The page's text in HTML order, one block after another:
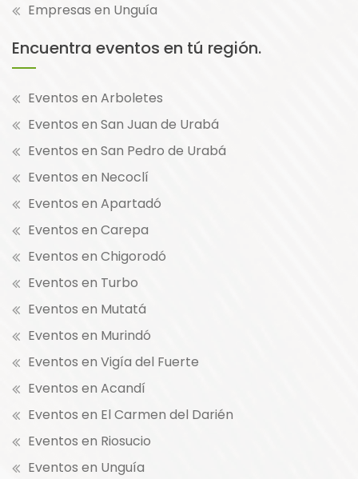
Empresas en Unguía
Encuentra eventos en tú región.
Eventos en Arboletes
Eventos en San Juan de Urabá
Eventos en San Pedro de Urabá
Eventos en Necoclí
Eventos en Apartadó
Eventos en Carepa
Eventos en Chigorodó
Eventos en Turbo
Eventos en Mutatá
Eventos en Murindó
Eventos en Vigía del Fuerte
Eventos en Acandí
Eventos en El Carmen del Darién
Eventos en Riosucio
Eventos en Unguía